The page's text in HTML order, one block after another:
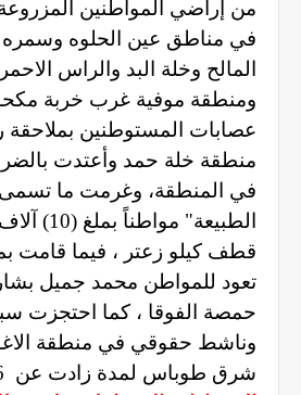
من إراضي المواطنين المزروعة
في مناطق عين الحلوه وسمره
المالح وخلة البد والراس
ومنطقة موفية غرب خربة
عصابات المستوطنين بملاحقة
منطقة خلة حمد وأعتدت
في المنطقة، وغرمت ما تسمى
الطبيعة"
قطف كيلو زعتر ، فيما قامت
تعود للمواطن محمد جميل
حمصة الفوقا ، كما احتجزت
وناشط حقوقي في منطقة
شرق طوباس لمدة زادت عن 6